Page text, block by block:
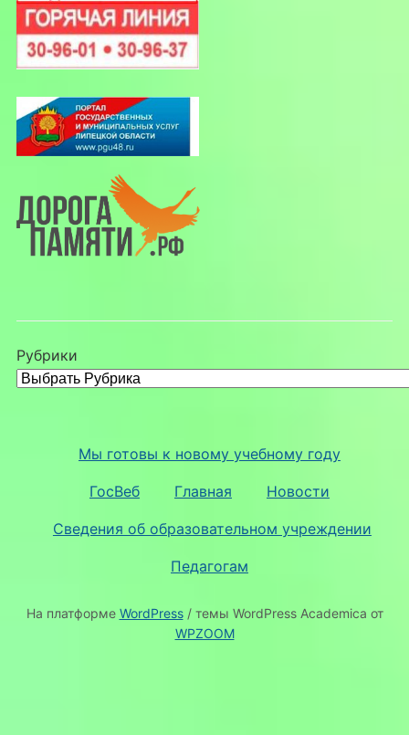
Рубрики
Мы готовы к новому учебному году
ГосВеб Главная Новости
Сведения об образовательном учреждении
Педагогам
На платформе WordPress/ темы WordPress Academica от
WPZOOM